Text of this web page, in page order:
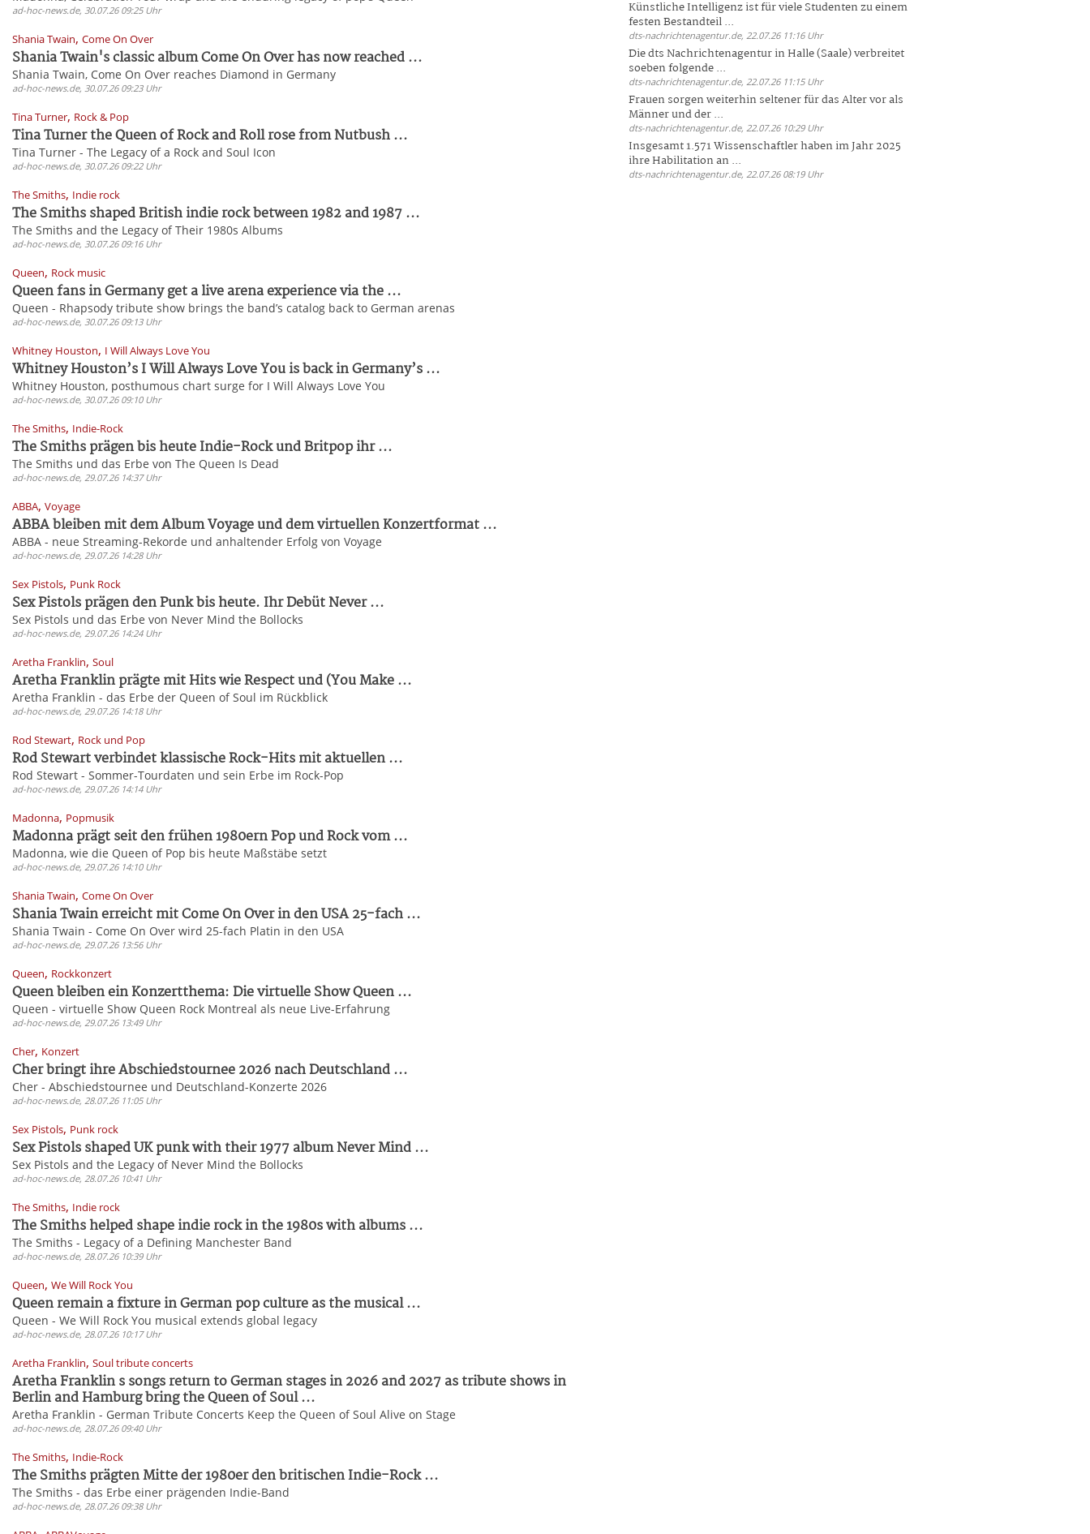
ad-hoc-news.de, 30.07.26 09:25 Uhr
Shania Twain, Come On Over
Shania Twain's classic album Come On Over has now reached ...
Shania Twain, Come On Over reaches Diamond in Germany
ad-hoc-news.de, 30.07.26 09:23 Uhr
Tina Turner, Rock & Pop
Tina Turner the Queen of Rock and Roll rose from Nutbush ...
Tina Turner - The Legacy of a Rock and Soul Icon
ad-hoc-news.de, 30.07.26 09:22 Uhr
The Smiths, Indie rock
The Smiths shaped British indie rock between 1982 and 1987 ...
The Smiths and the Legacy of Their 1980s Albums
ad-hoc-news.de, 30.07.26 09:16 Uhr
Queen, Rock music
Queen fans in Germany get a live arena experience via the ...
Queen - Rhapsody tribute show brings the band’s catalog back to German arenas
ad-hoc-news.de, 30.07.26 09:13 Uhr
Whitney Houston, I Will Always Love You
Whitney Houston’s I Will Always Love You is back in Germany’s ...
Whitney Houston, posthumous chart surge for I Will Always Love You
ad-hoc-news.de, 30.07.26 09:10 Uhr
The Smiths, Indie-Rock
The Smiths prägen bis heute Indie-Rock und Britpop ihr ...
The Smiths und das Erbe von The Queen Is Dead
ad-hoc-news.de, 29.07.26 14:37 Uhr
ABBA, Voyage
ABBA bleiben mit dem Album Voyage und dem virtuellen Konzertformat ...
ABBA - neue Streaming-Rekorde und anhaltender Erfolg von Voyage
ad-hoc-news.de, 29.07.26 14:28 Uhr
Sex Pistols, Punk Rock
Sex Pistols prägen den Punk bis heute. Ihr Debüt Never ...
Sex Pistols und das Erbe von Never Mind the Bollocks
ad-hoc-news.de, 29.07.26 14:24 Uhr
Aretha Franklin, Soul
Aretha Franklin prägte mit Hits wie Respect und (You Make ...
Aretha Franklin - das Erbe der Queen of Soul im Rückblick
ad-hoc-news.de, 29.07.26 14:18 Uhr
Rod Stewart, Rock und Pop
Rod Stewart verbindet klassische Rock-Hits mit aktuellen ...
Rod Stewart - Sommer-Tourdaten und sein Erbe im Rock-Pop
ad-hoc-news.de, 29.07.26 14:14 Uhr
Madonna, Popmusik
Madonna prägt seit den frühen 1980ern Pop und Rock vom ...
Madonna, wie die Queen of Pop bis heute Maßstäbe setzt
ad-hoc-news.de, 29.07.26 14:10 Uhr
Shania Twain, Come On Over
Shania Twain erreicht mit Come On Over in den USA 25-fach ...
Shania Twain - Come On Over wird 25-fach Platin in den USA
ad-hoc-news.de, 29.07.26 13:56 Uhr
Queen, Rockkonzert
Queen bleiben ein Konzertthema: Die virtuelle Show Queen ...
Queen - virtuelle Show Queen Rock Montreal als neue Live-Erfahrung
ad-hoc-news.de, 29.07.26 13:49 Uhr
Cher, Konzert
Cher bringt ihre Abschiedstournee 2026 nach Deutschland ...
Cher - Abschiedstournee und Deutschland-Konzerte 2026
ad-hoc-news.de, 28.07.26 11:05 Uhr
Sex Pistols, Punk rock
Sex Pistols shaped UK punk with their 1977 album Never Mind ...
Sex Pistols and the Legacy of Never Mind the Bollocks
ad-hoc-news.de, 28.07.26 10:41 Uhr
The Smiths, Indie rock
The Smiths helped shape indie rock in the 1980s with albums ...
The Smiths - Legacy of a Defining Manchester Band
ad-hoc-news.de, 28.07.26 10:39 Uhr
Queen, We Will Rock You
Queen remain a fixture in German pop culture as the musical ...
Queen - We Will Rock You musical extends global legacy
ad-hoc-news.de, 28.07.26 10:17 Uhr
Aretha Franklin, Soul tribute concerts
Aretha Franklin s songs return to German stages in 2026 and 2027 as tribute shows in
Berlin and Hamburg bring the Queen of Soul ...
Aretha Franklin - German Tribute Concerts Keep the Queen of Soul Alive on Stage
ad-hoc-news.de, 28.07.26 09:40 Uhr
The Smiths, Indie-Rock
The Smiths prägten Mitte der 1980er den britischen Indie-Rock ...
The Smiths - das Erbe einer prägenden Indie-Band
ad-hoc-news.de, 28.07.26 09:38 Uhr
Künstliche Intelligenz ist für viele Studenten zu einem
festen Bestandteil ...
dts-nachrichtenagentur.de, 22.07.26 11:16 Uhr
Die dts Nachrichtenagentur in Halle (Saale) verbreitet
soeben folgende ...
dts-nachrichtenagentur.de, 22.07.26 11:15 Uhr
Frauen sorgen weiterhin seltener für das Alter vor als
Männer und der ...
dts-nachrichtenagentur.de, 22.07.26 10:29 Uhr
Insgesamt 1.571 Wissenschaftler haben im Jahr 2025
ihre Habilitation an ...
dts-nachrichtenagentur.de, 22.07.26 08:19 Uhr